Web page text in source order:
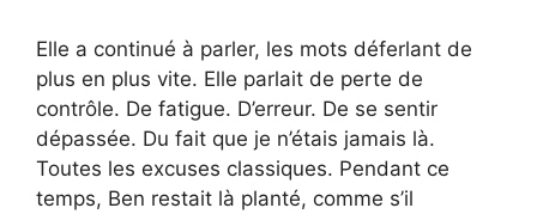
Elle a continué à parler, les mots déferlant de
plus en plus vite. Elle parlait de perte de
contrôle. De fatigue. D’erreur. De se sentir
dépassée. Du fait que je n’étais jamais là.
Toutes les excuses classiques. Pendant ce
temps, Ben restait là planté, comme s’il